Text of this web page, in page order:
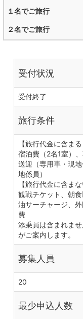
受付状況
受付終了
旅行条件
【旅行代金に含まる
宿泊費（2名1室）
送迎（専用車・現
地係員）
【旅行代金に含まな
観戦チケット、朝
油サーチャージ、
費
添乗員は含まれま
がご案内します。
募集人員
20
最少申込人数